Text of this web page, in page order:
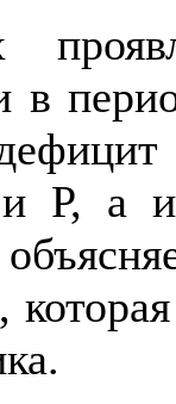
в
Р, а